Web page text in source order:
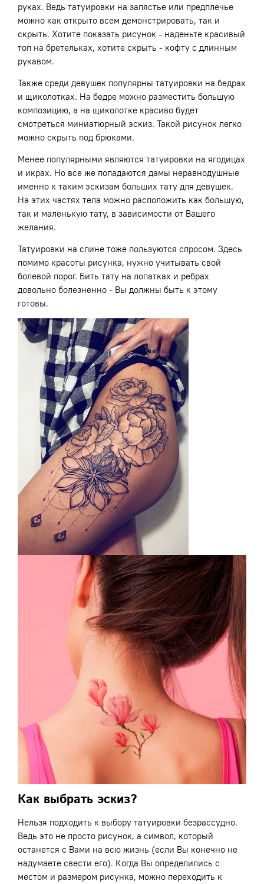
руках. Ведь татуировки на запястье или предплечье
можно как открыто всем демонстрировать, так и
скрыть. Хотите показать рисунок - наденьте красивый
топ на бретельках, хотите скрыть - кофту с длинным
рукавом.
Также среди девушек популярны татуировки на бедрах
и щиколотках. На бедре можно разместить большую
композицию, а на щиколотке красиво будет
смотреться миниатюрный эскиз. Такой рисунок легко
можно скрыть под брюками.
Менее популярными являются татуировки на ягодицах
и икрах. Но все же попадаются дамы неравнодушные
именно к таким эскизам больших тату для девушек.
На этих частях тела можно расположить как большую,
так и маленькую тату, в зависимости от Вашего
желания.
Татуировки на спине тоже пользуются спросом. Здесь
помимо красоты рисунка, нужно учитывать свой
болевой порог. Бить тату на лопатках и ребрах
довольно болезненно - Вы должны быть к этому
готовы.
Как выбрать эскиз?
Нельзя подходить к выбору татуировки безрассудно.
Ведь это не просто рисунок, а символ, который
останется с Вами на всю жизнь (если Вы конечно не
надумаете свести его). Когда Вы определились с
местом и размером рисунка, можно переходить к